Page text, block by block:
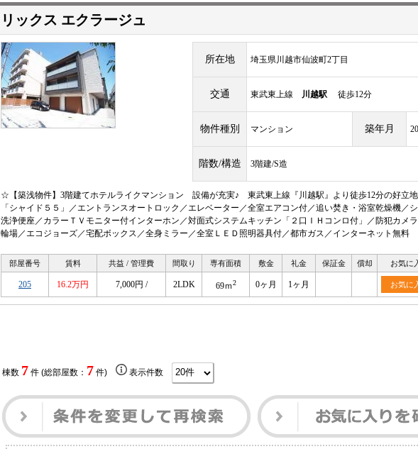
リックス エクラージュ
所在地 埼玉県川越市仙波町2丁目
交通 東武東上線 川越駅 徒歩12分
物件種別 マンション 築年月
階数/構造 3階建/S造
☆【築浅物件】3階建てホテルライクマンション 設備が充実♪ 東武東上線『川越駅』より徒歩12分の好立
「シャイド５５」／エントランスオートロック／エレベーター／全室エアコン付／追い焚き・浴室乾燥機／
洗浄便座／カラーＴＶモニター付インターホン／対面式システムキッチン「２口ＩＨコンロ付」／防犯カメ
輪場／エコジョーズ／宅配ボックス／全身ミラー／全室ＬＥＤ照明器具付／都市ガス／インターネット無料
部屋番号 賃料 共益 / 管理費 間取り 専有面積 敷金 礼金 保証金 償却 お気に
205 16.2万円 7,000円 / 2LDK 69ｍ2 0ヶ月 1ヶ月 お気に
棟数 7 件 (総部屋数： 7 件) 表示件数